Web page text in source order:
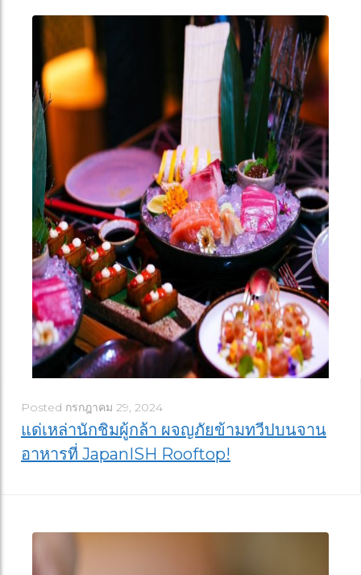
Posted กรกฎาคม 29, 2024
แด่เหล่านักชิมผู้กล้า ผจญภัยข้ามทวีปบนจาน
อาหารที่ JapanISH Rooftop!